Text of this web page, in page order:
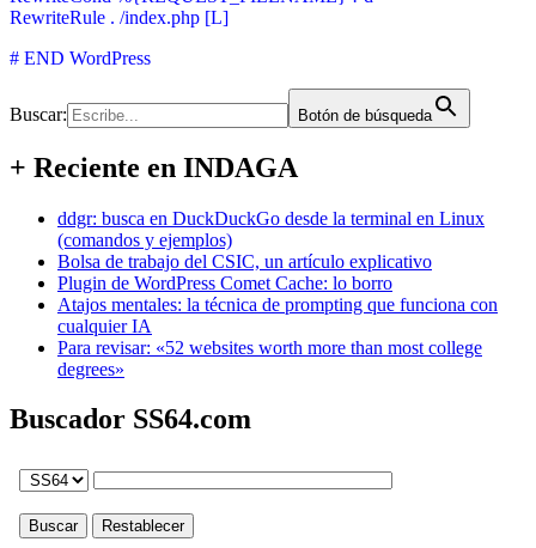
RewriteRule . /index.php [L]
# END WordPress
Buscar: Botón de búsqueda
+ Reciente en INDAGA
ddgr: busca en DuckDuckGo desde la terminal en Linux
(comandos y ejemplos)
Bolsa de trabajo del CSIC, un artículo explicativo
Plugin de WordPress Comet Cache: lo borro
Atajos mentales: la técnica de prompting que funciona con
cualquier IA
Para revisar: «52 websites worth more than most college
degrees»
Buscador SS64.com